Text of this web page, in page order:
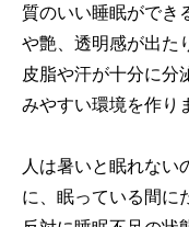
質のいい睡眠ができ
や艶、透明感が出た
皮脂や汗が十分に分
みやすい環境を作り
人は暑いと眠れない
に、眠っている間に